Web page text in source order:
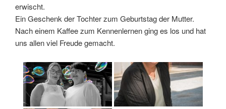
erwischt.
Ein Geschenk der Tochter zum Geburtstag der Mutter.
Nach einem Kaffee zum Kennenlernen ging es los und hat
uns allen viel Freude gemacht.